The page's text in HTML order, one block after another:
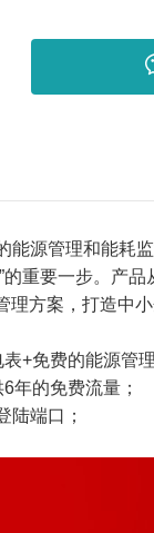
源管理和能耗
重要一步。产品
方案，打造中
+免费的能源管
年的免费流量；
陆端口；